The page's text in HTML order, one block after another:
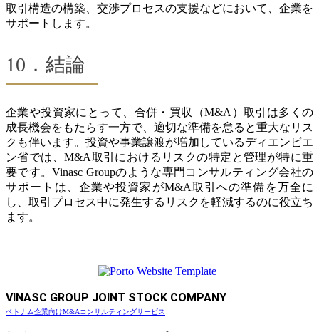
取引構造の構築、交渉プロセスの支援などにおいて、企業を
サポートします。
10．結論
企業や投資家にとって、合併・買収（M&A）取引は多くの
成長機会をもたらす一方で、適切な準備を怠ると重大なリス
クも伴います。投資や事業譲渡が増加しているディエンビエ
ン省では、M&A取引におけるリスクの特定と管理が特に重
要です。Vinasc Groupのような専門コンサルティング会社の
サポートは、企業や投資家がM&A取引への準備を万全に
し、取引プロセス中に発生するリスクを軽減するのに役立ち
ます。
VINASC GROUP JOINT STOCK COMPANY
ベトナム企業向けM&Aコンサルティングサービス